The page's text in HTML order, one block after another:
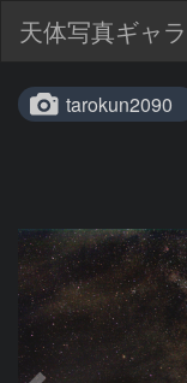
天体写真ギャ
tarokun2090